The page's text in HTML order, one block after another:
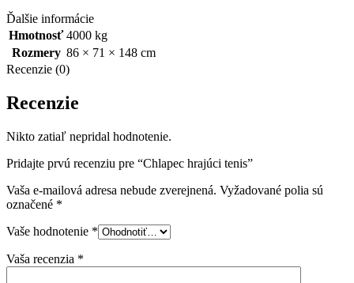
Ďalšie informácie
Hmotnosť 4000 kg
Rozmery 86 × 71 × 148 cm
Recenzie (0)
Recenzie
Nikto zatiaľ nepridal hodnotenie.
Pridajte prvú recenziu pre “Chlapec hrajúci tenis”
Vaša e-mailová adresa nebude zverejnená. Vyžadované polia sú
označené *
Vaše hodnotenie *
Vaša recenzia *